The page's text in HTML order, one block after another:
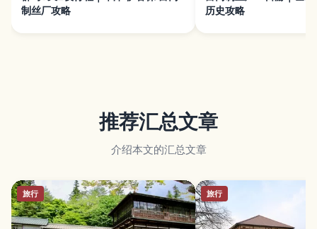
制丝厂攻略
历史攻略
推荐汇总文章
介绍本文的汇总文章
旅行 旅行